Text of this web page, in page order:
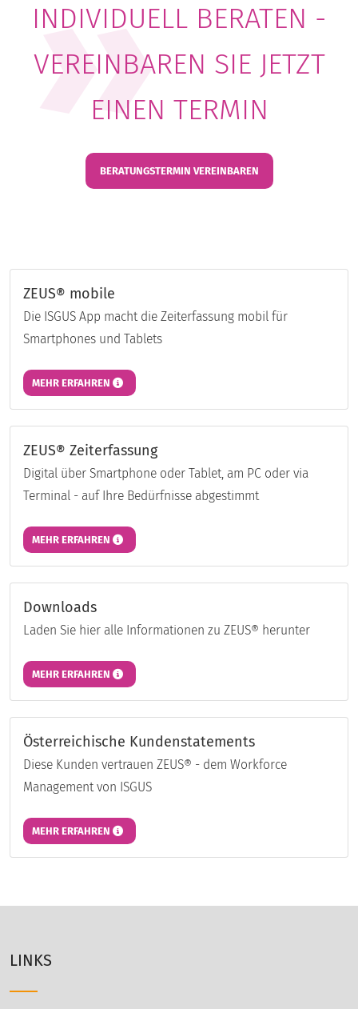
INDIVIDUELL BERATEN -
VEREINBAREN SIE JETZT
EINEN TERMIN
BERATUNGSTERMIN VEREINBAREN
ZEUS® mobile
Die ISGUS App macht die Zeiterfassung mobil für
Smartphones und Tablets
MEHR ERFAHREN
ZEUS® Zeiterfassung
Digital über Smartphone oder Tablet, am PC oder via
Terminal - auf Ihre Bedürfnisse abgestimmt
MEHR ERFAHREN
Downloads
Laden Sie hier alle Informationen zu ZEUS® herunter
MEHR ERFAHREN
Österreichische Kundenstatements
Diese Kunden vertrauen ZEUS® - dem Workforce
Management von ISGUS
MEHR ERFAHREN
LINKS